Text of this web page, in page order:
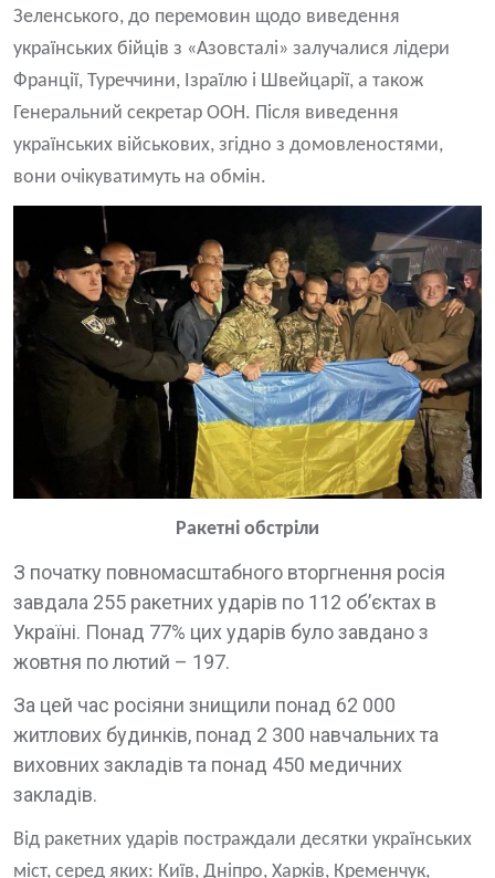
Зеленського, до перемовин щодо виведення
українських бійців з «Азовсталі» залучалися лідери
Франції, Туреччини, Ізраїлю і Швейцарії, а також
Генеральний секретар ООН. Після виведення
українських військових, згідно з домовленостями,
вони очікуватимуть на обмін.
Ракетні обстріли
З початку повномасштабного вторгнення росія
завдала 255 ракетних ударів по 112 обʼєктах в
Україні. Понад 77% цих ударів було завдано з
жовтня по лютий – 197.
За цей час росіяни знищили понад 62 000
житлових будинків, понад 2 300 навчальних та
виховних закладів та понад 450 медичних
закладів.
Від ракетних ударів постраждали десятки українських
міст, серед яких: Київ, Дніпро, Харків, Кременчук,